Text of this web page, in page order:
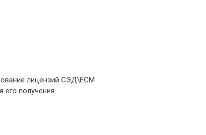
лицензий СЭД\ЕСМ
его получения.